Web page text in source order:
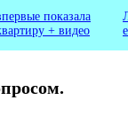
показала
+ видео